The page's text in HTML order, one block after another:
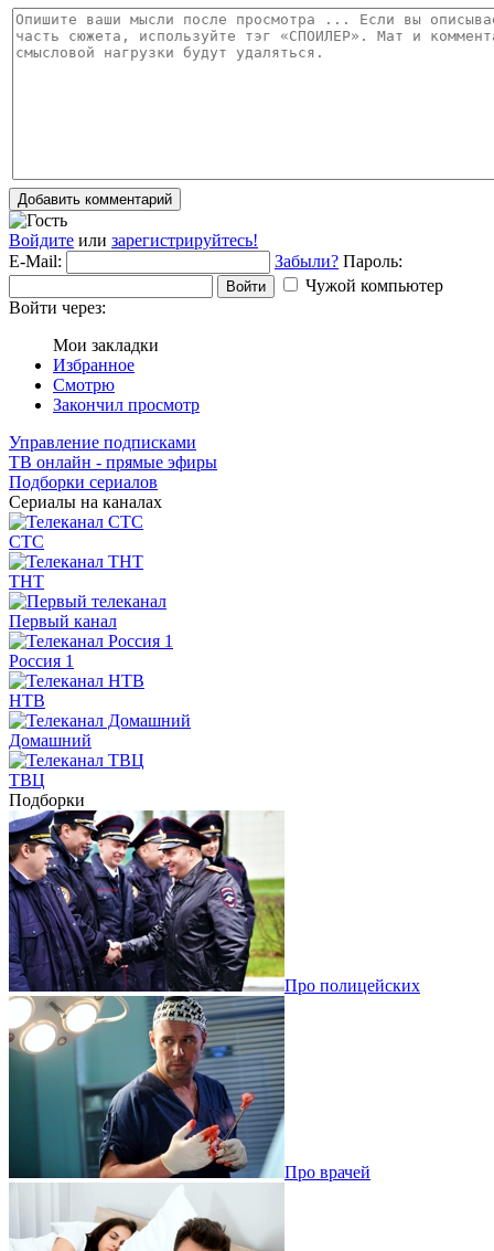
Добавить комментарий
Войдите или зарегистрируйтесь!
E-Mail:
Забыли? Пароль:
Войти
Чужой компьютер
Войти через:
Мои закладки
Избранное
Смотрю
Закончил просмотр
Управление подписками
ТВ онлайн - прямые эфиры
Подборки сериалов
Сериалы на каналах
СТС
ТНТ
Первый канал
Россия 1
НТВ
Домашний
ТВЦ
Подборки
Про полицейских
Про врачей